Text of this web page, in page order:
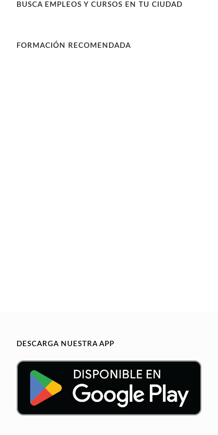
BUSCA EMPLEOS Y CURSOS EN TU CIUDAD
FORMACIÓN RECOMENDADA
DESCARGA NUESTRA APP